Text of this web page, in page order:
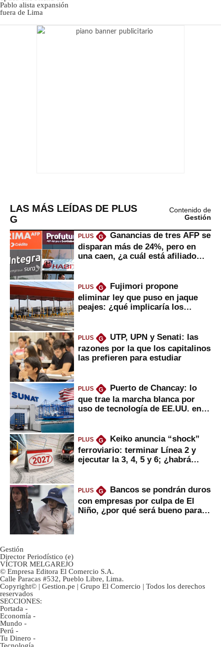
LAS MÁS LEÍDAS DE PLUS
G
Contenido de
Gestión
PLUS G
Ganancias de tres AFP se
disparan más de 24%, pero en
una caen, ¿a cuál está afiliado
PLUS G
Fujimori propone
eliminar ley que puso en jaque
peajes: ¿qué implicaría los
PLUS G
UTP, UPN y Senati: las
razones por la que los capitalinos
las prefieren para estudiar
PLUS G
Puerto de Chancay: lo
que trae la marcha blanca por
uso de tecnología de EE.UU. en
PLUS G
Keiko anuncia “shock”
ferroviario: terminar Línea 2 y
ejecutar la 3, 4, 5 y 6; ¿habrá
PLUS G
Bancos se pondrán duros
con empresas por culpa de El
Niño, ¿por qué será bueno para
Gestión
Director Periodístico (e)
VÍCTOR MELGAREJO
© Empresa Editora El Comercio S.A.
Calle Paracas #532, Pueblo Libre, Lima.
Copyright© | Gestion.pe | Grupo El Comercio | Todos los derechos
reservados
SECCIONES:
Portada -
Economía -
Mundo -
Perú -
Tu Dinero -